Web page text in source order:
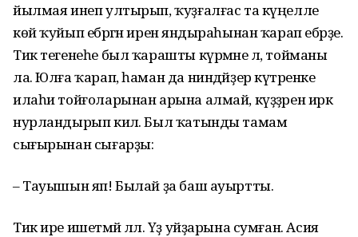
йылмая инеп ултырып, ҡуҙғалғас та күңелле
көй ҡуйып ебәргән иренә яндыраһынан ҡарап ебәрҙе.
Тик тегенеһе был ҡарашты күрмәне лә, тойманы
ла. Юлға ҡарап, һаман да ниндәйҙер күтәренке
илаһи тойғоларынан арына алмай, күҙҙәрен иркә
нурландырып килә. Был ҡатынды тамам
сығырынан сығарҙы:
– Тауышын яп! Былай ҙа баш ауыртты.
Тик ире ишетмәй әллә. Үҙ уйҙарына сумған. Асия